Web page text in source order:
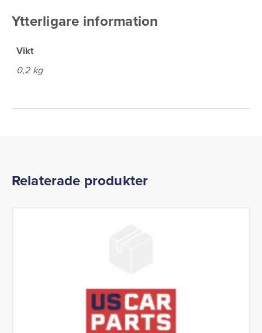
Ytterligare information
Vikt
0,2 kg
Relaterade produkter